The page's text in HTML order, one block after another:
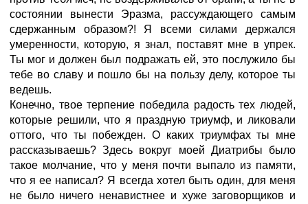
состоянии вынести Эразма, рассуждающего самым
сдержанным образом?! Я всеми силами держался
умеренности, которую, я знал, поставят мне в упрек.
Ты мог и должен был подражать ей, это послужило бы
тебе во славу и пошло бы на пользу делу, которое ты
ведешь.
Конечно, твое терпение победила радость тех людей,
которые решили, что я праздную триумф, и ликовали
оттого, что ты побежден. О каких триумфах ты мне
рассказываешь? Здесь вокруг моей Диатрибы было
такое молчание, что у меня почти выпало из памяти,
что я ее написал? Я всегда хотел быть один, для меня
не было ничего ненавистнее и хуже заговорщиков и